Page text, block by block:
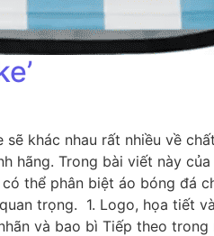
khác nhau rất nhiều về
Trong bài viết này
thể phân biệt áo bóng đá
trọng. 1. Logo, họa tiết
và bao bì Tiếp theo